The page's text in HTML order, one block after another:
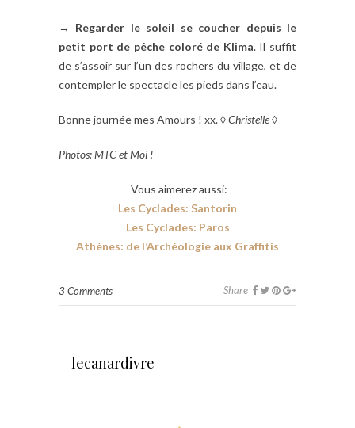
→ Regarder le soleil se coucher depuis le
petit port de pêche coloré de Klima. Il suffit
de s’assoir sur l’un des rochers du village, et de
contempler le spectacle les pieds dans l’eau.
Bonne journée mes Amours ! xx. ◊Christelle◊
Photos: MTC et Moi !
Vous aimerez aussi:
Les Cyclades: Santorin
Les Cyclades: Paros
Athènes: de l’Archéologie aux Graffitis
3 Comments Share
lecanardivre